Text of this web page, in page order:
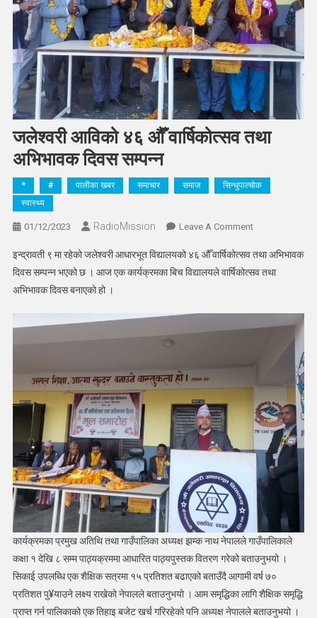
जलेश्वरी आविको ४६ औँ वार्षिकोत्सव तथा
अभिभावक दिवस सम्पन्न
* # पालीका खबर समाचार समाज
सिन्धुपाल्चोक
स्वास्थ्य
01/12/2023 RadioMission Leave A CommentOn
आविको
४६
इन्द्रावती ९ मा रहेको जलेश्वरी आधारभूत विद्यालयको ४६ औँ वार्षिकोत्सव तथा अभिभावक
दिवस सम्पन्न भएको छ । आज एक कार्यक्रमका बिच विद्यालयले वार्षिकोत्सव तथा
अभिभावक दिवस बनाएको हो ।
कार्यक्रमका प्रमुख अतिथि तथा गाउँपालिका अध्यक्ष झम्क नाथ नेपालले गाउँपालिकाले
कक्षा १ देखि ८ सम्म पाठ्यक्रममा आधारित पाठ्यपुस्तक वितरण गरेको बताउनुभयो ।
सिकाई उपलब्धि एक शैक्षिक सत्रमा १५ प्रतिशत बढाएको बताउँदै आगामी वर्ष ७०
प्रतिशत पु¥याउने लक्ष्य राखेको नेपालले बताउनुभयो । आम समृद्धिका लागि शैक्षिक समृद्धि
प्राप्त गर्न पालिकाको एक तिहाइ बजेट खर्च गरिरहेको पनि अध्यक्ष नेपालले बताउनुभयो ।